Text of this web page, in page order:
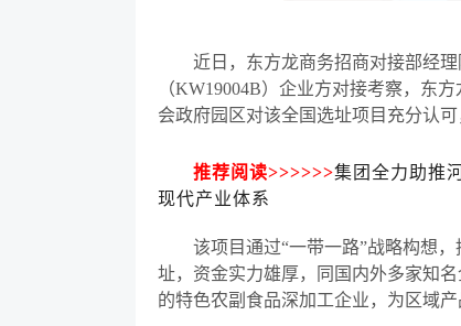
近日，东方龙商务招商对接部经理
（KW19004B）企业方对接考察，东
会政府园区对该全国选址项目充分认
推荐阅读>>>>>>集团全力助推
现代产业体系
该项目通过“一带一路”战略构想，
址，资金实力雄厚，同国内外多家知
的特色农副食品深加工企业，为区域